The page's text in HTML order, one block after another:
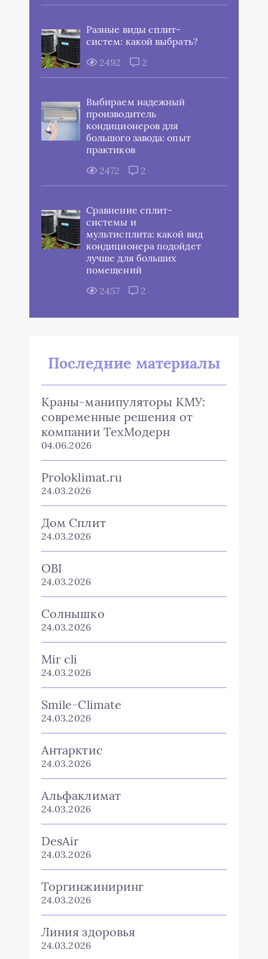
Разные виды сплит-
систем: какой выбрать?
2492
2
Выбираем надежный
производитель
кондиционеров для
большого завода: опыт
практиков
2472
2
Сравнение сплит-
системы и
мультисплита: какой вид
кондиционера подойдет
лучше для больших
помещений
2457
2
Последние материалы
Краны-манипуляторы КМУ:
современные решения от
компании ТехМодерн
04.06.2026
Proloklimat.ru
24.03.2026
Дом Сплит
24.03.2026
OBI
24.03.2026
Солнышко
24.03.2026
Mir cli
24.03.2026
Smile-Climate
24.03.2026
Антарктис
24.03.2026
Альфаклимат
24.03.2026
DesAir
24.03.2026
Торгинжиниринг
24.03.2026
Линия здоровья
24.03.2026